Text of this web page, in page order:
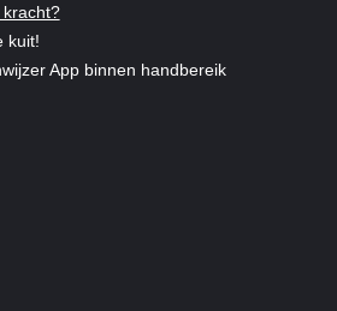
kuit!
App binnen handbereik